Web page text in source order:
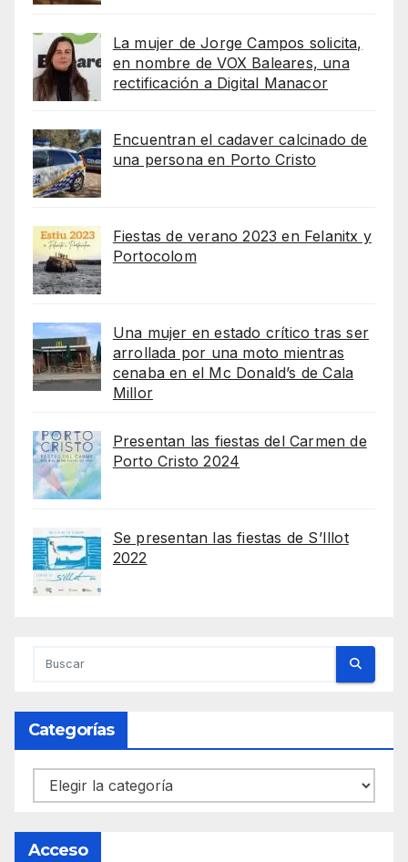
La mujer de Jorge Campos solicita,
en nombre de VOX Baleares, una
rectificación a Digital Manacor
Encuentran el cadaver calcinado de
una persona en Porto Cristo
Fiestas de verano 2023 en Felanitx y
Portocolom
Una mujer en estado crítico tras ser
arrollada por una moto mientras
cenaba en el Mc Donald’s de Cala
Millor
Presentan las fiestas del Carmen de
Porto Cristo 2024
Se presentan las fiestas de S’Illot
2022
Categorías
Categorías
Acceso